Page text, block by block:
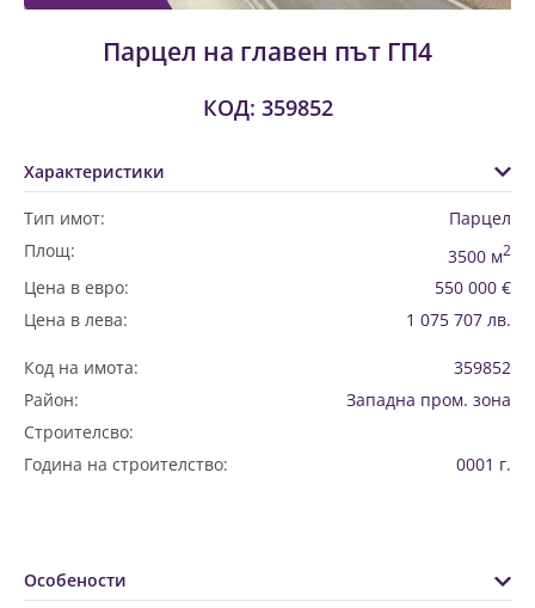
Парцел на главен път ГП4
КОД: 359852
Характеристики
Тип имот:
Парцел
Площ:
3500 м2
Цена в евро:
550 000 €
Цена в лева:
1 075 707 лв.
Код на имота:
359852
Район:
Западна пром. зона
Строителсво:
Година на строителство:
0001 г.
Особености